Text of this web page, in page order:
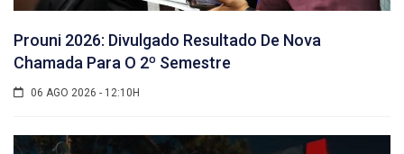
Prouni 2026: Divulgado Resultado De Nova
Chamada Para O 2º Semestre
06 AGO 2026 - 12:10H